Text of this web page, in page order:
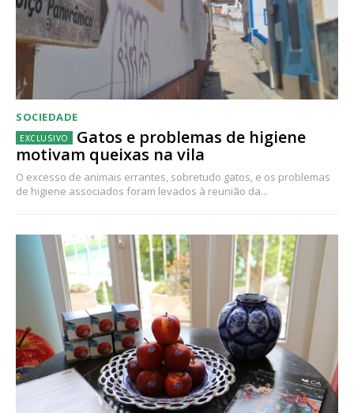
SOCIEDADE
Gatos e problemas de higiene
motivam queixas na vila
O excesso de animais errantes, sobretudo gatos, e os problemas
de higiene associados foram levados à reunião da...